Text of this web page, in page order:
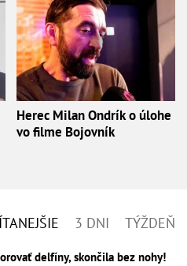
Herec Milan Ondrík o úlohe
vo filme Bojovník
3 DNI TÝŽDEŇ
delfíny, skončila bez nohy!